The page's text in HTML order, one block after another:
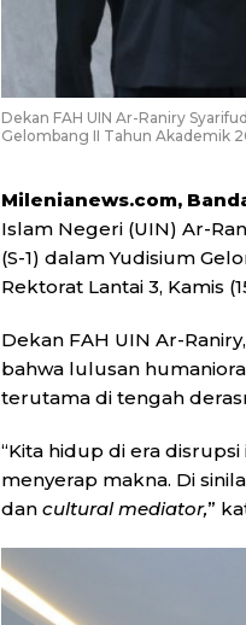
Dekan FAH UIN Ar-Raniry
Gelombang II Tahun Akademik
Milenianews.com,
Islam Negeri (UIN) Ar-
(S-1) dalam Yudisium
Rektorat Lantai 3, Kamis
Dekan FAH UIN Ar-
bahwa lulusan
terutama di tengah
“Kita hidup di era
menyerap makna. Di
dan cultural mediator,”